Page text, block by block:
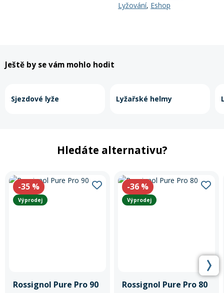
Lyžování, Eshop
Ještě by se vám mohlo hodit
Sjezdové lyže Lyžařské helmy
Hledáte alternativu?
-35 %
Výprodej
Rossignol Pure Pro 90
-36 %
Výprodej
Rossignol Pure Pro 80